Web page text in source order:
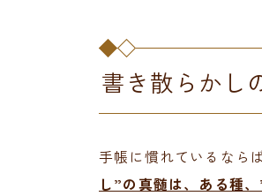
書き散らかし
手帳に慣れているなら
し”の真髄は、ある種